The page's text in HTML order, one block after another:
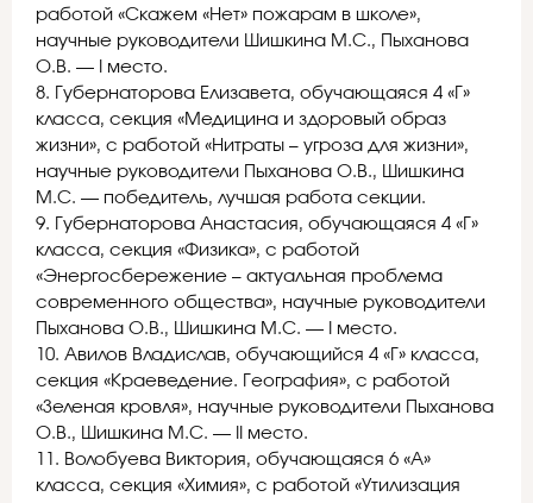
работой «Скажем «Нет» пожарам в школе»,
научные руководители Шишкина М.С., Пыханова
О.В. — I место.
8. Губернаторова Елизавета, обучающаяся 4 «Г»
класса, секция «Медицина и здоровый образ
жизни», с работой «Нитраты – угроза для жизни»,
научные руководители Пыханова О.В., Шишкина
М.С. — победитель, лучшая работа секции.
9. Губернаторова Анастасия, обучающаяся 4 «Г»
класса, секция «Физика», с работой
«Энергосбережение – актуальная проблема
современного общества», научные руководители
Пыханова О.В., Шишкина М.С. — I место.
10. Авилов Владислав, обучающийся 4 «Г» класса,
секция «Краеведение. География», с работой
«Зеленая кровля», научные руководители Пыханова
О.В., Шишкина М.С. — II место.
11. Волобуева Виктория, обучающаяся 6 «А»
класса, секция «Химия», с работой «Утилизация